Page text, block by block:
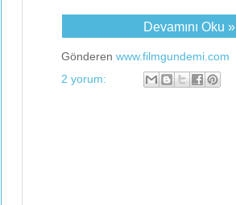
Devamını Oku »
Gönderen www.filmgundemi.com
2 yorum: